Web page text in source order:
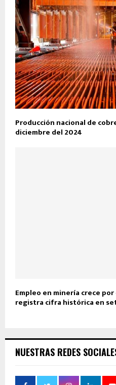
Producción nacional de
diciembre del 2024
Empleo en minería crece
registra cifra histórica en
NUESTRAS REDES